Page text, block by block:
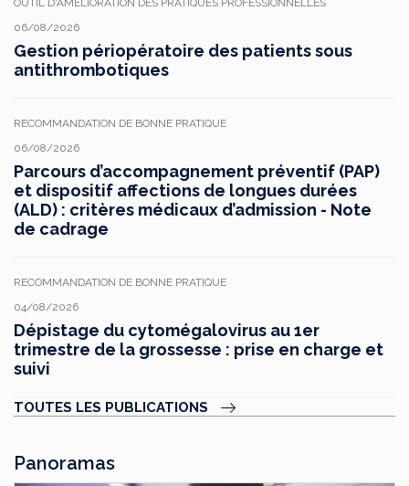
OUTIL D'AMÉLIORATION DES PRATIQUES PROFESSIONNELLES
06/08/2026
Gestion périopératoire des patients sous
antithrombotiques
RECOMMANDATION DE BONNE PRATIQUE
06/08/2026
Parcours d’accompagnement préventif (PAP)
et dispositif affections de longues durées
(ALD) : critères médicaux d’admission - Note
de cadrage
RECOMMANDATION DE BONNE PRATIQUE
04/08/2026
Dépistage du cytomégalovirus au 1er
trimestre de la grossesse : prise en charge et
suivi
TOUTES LES PUBLICATIONS
Panoramas